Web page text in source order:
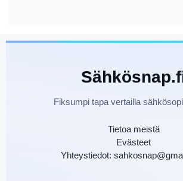
Fiksumpi tapa vertailla
Tietoa meistä
Evästeet
Yhteystiedot: